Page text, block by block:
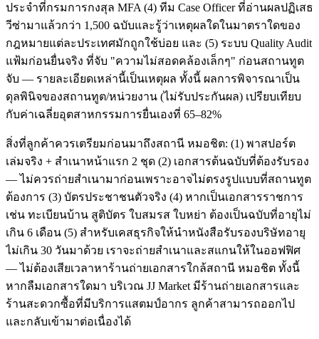
ประจำที่กรมการกงสุล MFA (4) ทีม Case Officer ที่อ่านผลปฏิเสธ
วีซ่ามาแล้วกว่า 1,500 ฉบับและรู้ว่าเหตุผลใดในมาตราใดของ
กฎหมายแต่ละประเทศมักถูกใช้บ่อย และ (5) ระบบ Quality Audit
แฟ้มก่อนยื่นจริง ที่จับ "ความไม่สอดคล้องเล็กๆ" ก่อนสถานทูต
จับ — รายละเอียดเหล่านี้เป็นเหตุผล ทั้งนี้ ผลการพิจารณาเป็น
ดุลพินิจของสถานทูต/หน่วยงาน (ไม่รับประกันผล) เปรียบเทียบ
กับค่าเฉลี่ยอุตสาหกรรมการยื่นเองที่ 65–82%
สิ่งที่ลูกค้าควรเตรียมก่อนมาถึงสถานี หมอชิต: (1) พาสปอร์ต
เล่มจริง + สำเนาหน้าแรก 2 ชุด (2) เอกสารต้นฉบับที่ต้องรับรอง
— ไม่ควรถ่ายสำเนามาก่อนเพราะอาจไม่ตรงรูปแบบที่สถานทูต
ต้องการ (3) บัตรประชาชนตัวจริง (4) หากเป็นเอกสารราชการ
เช่น ทะเบียนบ้าน สูติบัตร ใบสมรส ใบหย่า ต้องเป็นฉบับที่อายุไม่
เกิน 6 เดือน (5) สำหรับเคสธุรกิจให้นำหนังสือรับรองบริษัทอายุ
ไม่เกิน 30 วันมาด้วย เราจะถ่ายสำเนาและสแกนให้ในออฟฟิศ
— ไม่ต้องเสียเวลาหาร้านถ่ายเอกสารใกล้สถานี หมอชิต ทั้งนี้
หากลืมเอกสารใดมา บริเวณ JJ Market มีร้านถ่ายเอกสารและ
ร้านสะดวกซื้อที่มีบริการแสตมป์อากร ลูกค้าสามารถออกไป
และกลับเข้ามาต่อเนื่องได้